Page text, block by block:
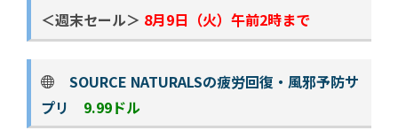
＜週末セール＞ 8月9日（火）午前2時まで
SOURCE NATURALSの疲労回復・風邪予防サ
プリ
9.99ドル